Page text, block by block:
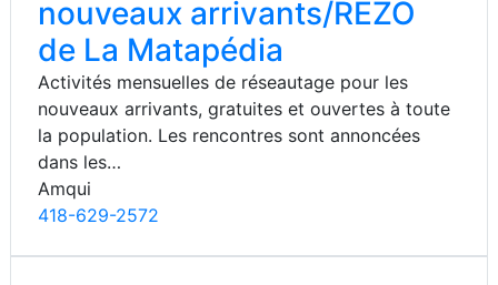
nouveaux arrivants/RÉZO
de La Matapédia
Activités mensuelles de réseautage pour les
nouveaux arrivants, gratuites et ouvertes à toute
la population. Les rencontres sont annoncées
dans les…
Amqui
418-629-2572